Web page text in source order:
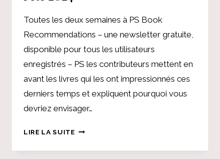
Toutes les deux semaines à PS Book
Recommendations – une newsletter gratuite,
disponible pour tous les utilisateurs
enregistrés – PS les contributeurs mettent en
avant les livres qui les ont impressionnés ces
derniers temps et expliquent pourquoi vous
devriez envisager…
LIRE LA SUITELIRE
SUITE